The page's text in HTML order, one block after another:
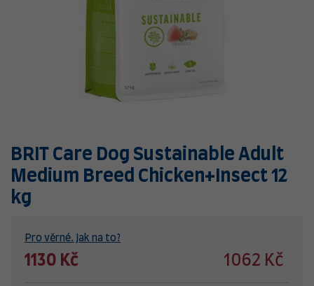
BRIT Care Dog Sustainable Adult
Medium Breed Chicken+Insect 12
kg
Pro věrné. Jak na to?
1130 Kč 1062 Kč